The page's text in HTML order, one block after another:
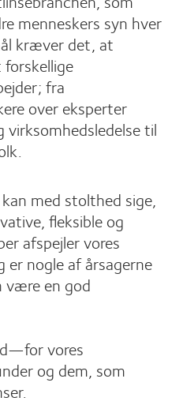
menneskers syn hver
kræver det, at
fra
over eksperter
til
med stolthed sige,
fleksible og
afspejler vores
nogle af årsagerne
være en god
vores
og dem, som